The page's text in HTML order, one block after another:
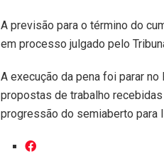
A previsão para o término do
em processo julgado pelo
A execução da pena foi parar
propostas de trabalho
progressão do semiaberto para